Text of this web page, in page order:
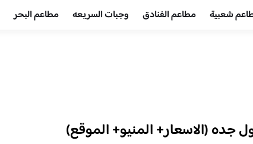
شعبية مطاعم الفنادق وجبات السريعه مطاعم البحر
(الاسعار+ المنيو+ الموقع)